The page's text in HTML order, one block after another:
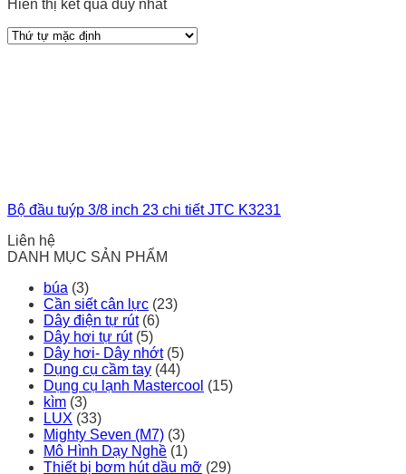
Hiển thị kết quả duy nhất
Bộ đầu tuýp 3/8 inch 23 chi tiết JTC K3231
Liên hệ
DANH MỤC SẢN PHẨM
búa (3)
Cần siết cân lực (23)
Dây điện tự rút (6)
Dây hơi tự rút (5)
Dây hơi- Dây nhớt (5)
Dụng cụ cầm tay (44)
Dụng cụ lạnh Mastercool (15)
kìm (3)
LUX (33)
Mighty Seven (M7) (3)
Mô Hình Dạy Nghề (1)
Thiết bị bơm hút dầu mỡ (29)